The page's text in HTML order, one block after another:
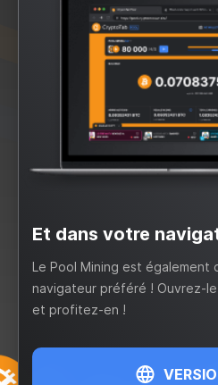
Et dans votre
Le Pool Mining est également
navigateur préféré ! Ouvrez-
et profitez-en !